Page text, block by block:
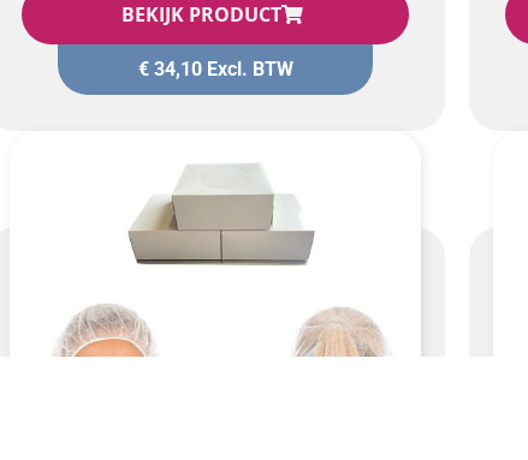
BEKIJK PRODUCT
€34,10Excl. BTW